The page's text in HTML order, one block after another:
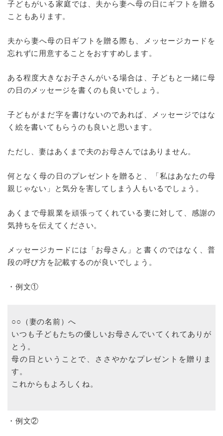
子どもがいる家庭では、夫から妻へ母の日にギフトを贈る
こともあります。
夫から妻へ母の日ギフトを贈る際も、メッセージカードを
忘れずに用意することをおすすめします。
ある程度大きなお子さんがいる場合は、子どもと一緒に母
の日のメッセージを書くのも良いでしょう。
子どもがまだ字を書けないのであれば、メッセージではな
く絵を書いてもらうのも良いと思います。
ただし、妻はあくまで夫のお母さんではありません。
何となく母の日のプレゼントを贈ると、「私はあなたの母
親じゃない」と気分を害してしまう人もいるでしょう。
あくまで母親業を頑張ってくれている妻に対して、感謝の
気持ちを伝えてください。
メッセージカードには「お母さん」と書くのではなく、普
段の呼び方を記載するのが良いでしょう。
・例文①
○○（妻の名前）へ
いつも子どもたちの優しいお母さんでいてくれてありが
とう。
母の日ということで、ささやかなプレゼントを贈りま
す。
これからもよろしくね。
・例文②